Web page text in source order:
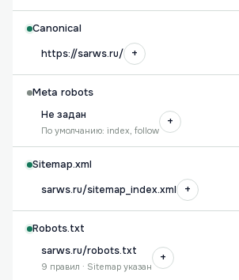
Canonical
https://sarws.ru/
+
Meta robots
Не задан
По умолчанию: index, follow
+
Sitemap.xml
sarws.ru/sitemap_index.xml
+
Robots.txt
sarws.ru/robots.txt
9 правил · Sitemap указан
+